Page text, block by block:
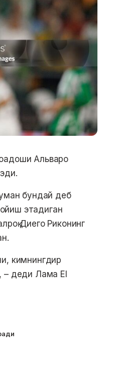
Альваро
бундай деб
этадиган
Диего Риконинг
кимнингдир
– деди Лама El